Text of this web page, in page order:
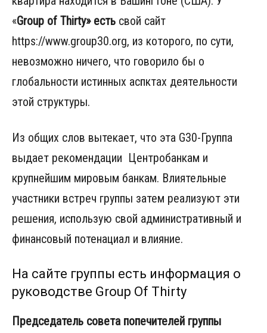
«Group of Thirty» есть свой сайт
https://www.group30.org, из которого, по сути,
невозможно ничего, что говорило бы о
глобальности истинных аспктах деятельности
этой структуры.
Из общих слов вытекает, что эта G30-Группа
выдает рекомендации Центробанкам и
крупнейшим мировым банкам. Влиятельные
участники встреч группы затем реализуют эти
решения, использую свой административный и
финансовый потенациал и влияние.
На сайте группы есть информация о
руководстве Group Of Thirty
Председатель совета попечителей группы